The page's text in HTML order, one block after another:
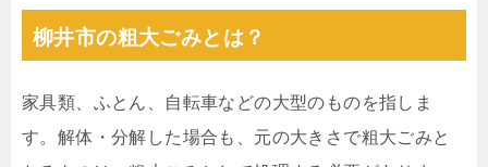
柳井市の粗大ごみとは？
家具類、ふとん、自転車などの大型のものを指しま
す。解体・分解した場合も、元の大きさで粗大ごみと